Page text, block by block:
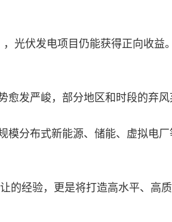
光伏发电项目仍能获得正向收
发严峻，部分地区和时段的弃风
分布式新能源、储能、虚拟电厂
经验，更是将打造高水平、高质